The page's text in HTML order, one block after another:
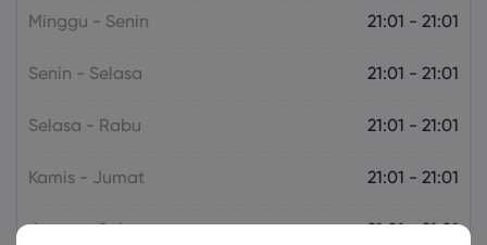
Minggu - Senin 21:01 - 21:01
Senin - Selasa 21:01 - 21:01
Selasa - Rabu 21:01 - 21:01
Kamis - Jumat 21:01 - 21:01
Jumat - Sabtu 21:01 - 21:01